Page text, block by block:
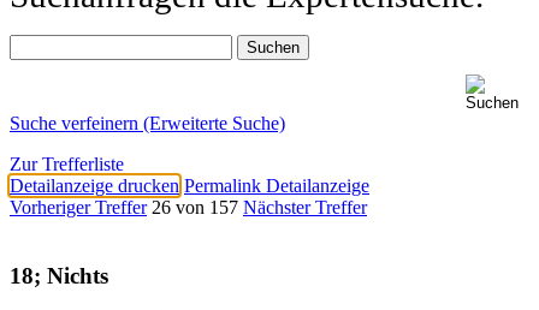
Suche verfeinern (Erweiterte Suche)
Zur Trefferliste
Detailanzeige drucken Permalink Detailanzeige
Vorheriger Treffer 26 von 157 Nächster Treffer
18; Nichts